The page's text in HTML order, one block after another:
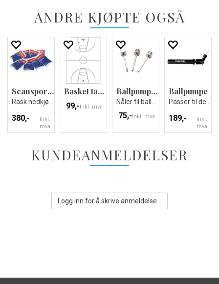
ANDRE KJØPTE OGSÅ
Scansport Isposer 24 stk.
380,-
Inkl.
mva
Basket taktikktavle
99,-Inkl. mva
Ballpump Needles
75,-Inkl. mva
Ballpumpe
189,-
Inkl.
mva
KUNDEANMELDELSER
Logg inn for å skrive anmeldelse...